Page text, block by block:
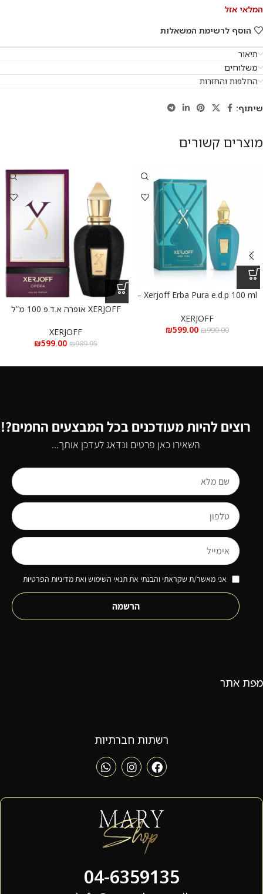
המלאי אזל
הוסף לרשימת המשאלות
תיאור
משלוחים
החלפות והחזרות
שיתוף:
מוצרים קשורים
Xerjoff Erba Pura e.d.p 100 ml –
XERJOFF
₪990.00
₪599.00
XERJOFF אופרה א.ד.פ 100 מ”ל
XERJOFF
₪989.95
₪599.00
רוצים להיות מעודכנים בכל המבצעים החמים?!
השאירו כאן פרטים ונדאג לעדכן אותך...
אני מאשר/ת שקראתי והבנתי את תנאי השימוש ואת מדיניות הפרטיות
הרשמה
מפת אתר
רשתות חברתיות
04-6359135